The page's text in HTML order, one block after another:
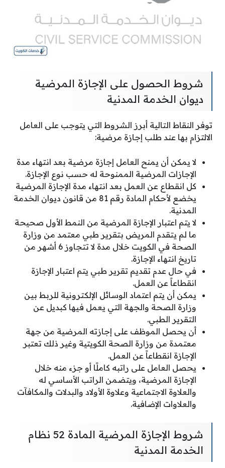
شروط الحصول على الإجازة المرضية
ديوان الخدمة المدنية
توفر النقاط التالية أبرز الشروط التي يتوجب على العامل
الالتزام بها عند طلب إجازة مرضية:
لا يمكن أن يمنح العامل إجازة مرضية بعد انتهاء مدة
الإجازات المرضية الممنوحة له حسب نوع الإجازة.
كل انقطاع عن العمل بعد انتهاء مدة الإجازة المرضية
يخضع لأحكام المادة رقم 81 من قانون ديوان الخدمة
المدنية.
لا يتم اعتبار الإجازة المرضية من النمط الأول صحيحة
ما لم يتقدم المريض بتقرير طبي معتمد من وزارة
الصحة في الكويت خلال مدة لا تتجاوز 6 أشهر من
تاريخ انتهاء الإجازة.
في حال عدم تقديم تقرير طبي يتم اعتبار الإجازة
انقطاعاً عن العمل.
يمكن أن يتم اعتماد الوسائل الإلكترونية للربط بين
وزارة الصحة والجهة التي يعمل فيها كبديل عن
التقرير الطبي.
أن يحصل الموظف على إجازته المرضية من جهة
معتمدة من وزارة الصحة الكويتية وغير ذلك تعتبر
الإجازة انقطاعاً عن العمل.
يحصل العامل على راتبه كاملًا أو جزء منه خلال
الإجازة المرضية، ويتضمن الراتب الأساسي له
والعلاوة الاجتماعية وعلاوة الأولاد والبدلات والمكافآت
والعلاوات الإضافية.
شروط الإجازة المرضية المادة 52 نظام
الخدمة المدنية